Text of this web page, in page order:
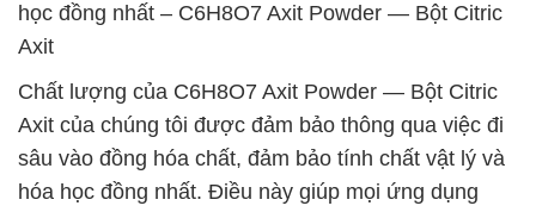
học đồng nhất – C6H8O7 Axit Powder — Bột Citric
Axit
Chất lượng của C6H8O7 Axit Powder — Bột Citric
Axit của chúng tôi được đảm bảo thông qua việc đi
sâu vào đồng hóa chất, đảm bảo tính chất vật lý và
hóa học đồng nhất. Điều này giúp mọi ứng dụng